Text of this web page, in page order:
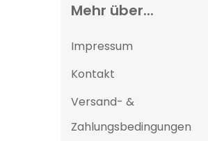
Mehr über...
Impressum
Kontakt
Versand- &
Zahlungsbedingungen